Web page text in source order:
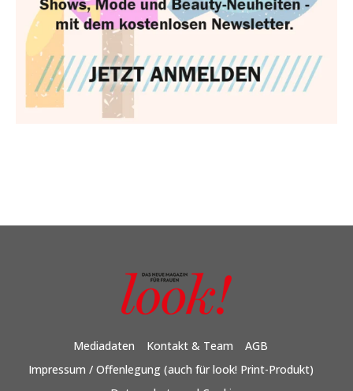
Mediadaten Kontakt & Team
AGB
Impressum / Offenlegung (auch für look! Print-Produkt)